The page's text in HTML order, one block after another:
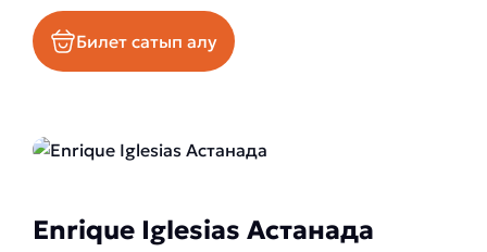
Билет сатып алу
Enrique Iglesias Астанада